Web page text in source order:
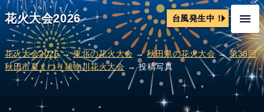
花火大会2026 台風発生中！
花火大会2026→東北の花火大会 →秋田県の花火大会→第38回
秋田市夏まつり雄物川花火大会 → 投稿写真